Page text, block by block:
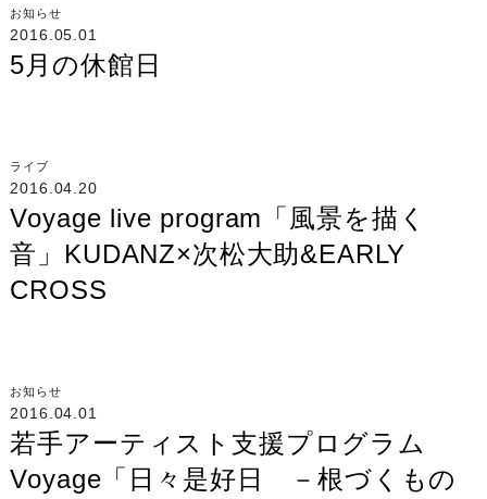
お知らせ
2016.05.01
5月の休館日
ライブ
2016.04.20
Voyage live program「風景を描く
音」KUDANZ×次松大助&EARLY
CROSS
お知らせ
2016.04.01
若手アーティスト支援プログラム
Voyage「日々是好日 －根づくもの